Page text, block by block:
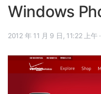
Windows
2012 年 11 月 9 日, 11:22 上午 ·